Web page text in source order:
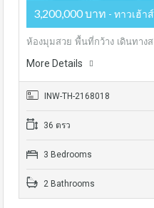
3,200,000 บาท - ทาวเฮ้าส์
ห้องมุมสวย พื้นที่กว้าง เดินทาง
More Details
INW-TH-2168018
36 ตรว
3 Bedrooms
2 Bathrooms